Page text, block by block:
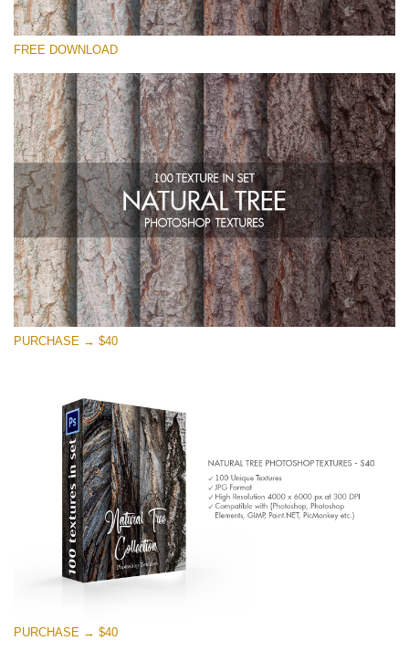
Si prega di Selezionare
Small 800*533px
Natural Tree
(100 Textures)
Large 6000*4000px
Entire Collection
(1783 Overlays)
Large 6000*4000px
Download Gratuito
FREE DOWNLOAD
PURCHASE → $40
PURCHASE → $40